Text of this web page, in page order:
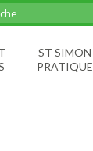
ST SIMON
PRATIQUE